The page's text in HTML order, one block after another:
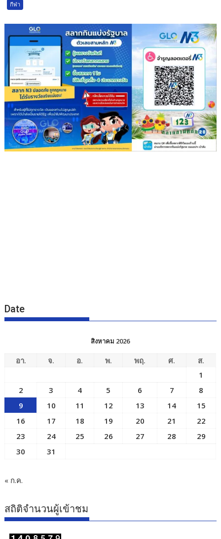
กีฬา
Date
สิงหาคม 2026
อา. จ. อ. พ. พฤ. ศ.
ส.
1
2
3 4 5 6 7
8
9
10 11 12 13 14
15
16
17 18 19 20 21
22
23
24 25 26 27 28
29
30
31
« ก.ค.
สถิติจำนวนผู้เข้าชม